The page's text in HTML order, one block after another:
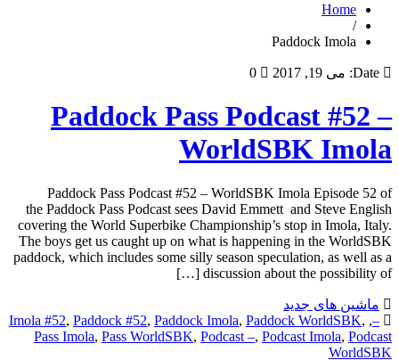
Home
/
Paddock Imola
Date: می 19, 2017 0
Paddock Pass Podcast #52 –
WorldSBK Imola
Paddock Pass Podcast #52 – WorldSBK Imola Episode 52 of
the Paddock Pass Podcast sees David Emmett and Steve English
covering the World Superbike Championship’s stop in Imola, Italy.
The boys get us caught up on what is happening in the WorldSBK
paddock, which includes some silly season speculation, as well as a
discussion about the possibility of […]
ماشین های جدید
–
,
Imola #52, Paddock #52, Paddock Imola, Paddock WorldSBK,
Pass Imola, Pass WorldSBK, Podcast –, Podcast Imola, Podcast
WorldSBK